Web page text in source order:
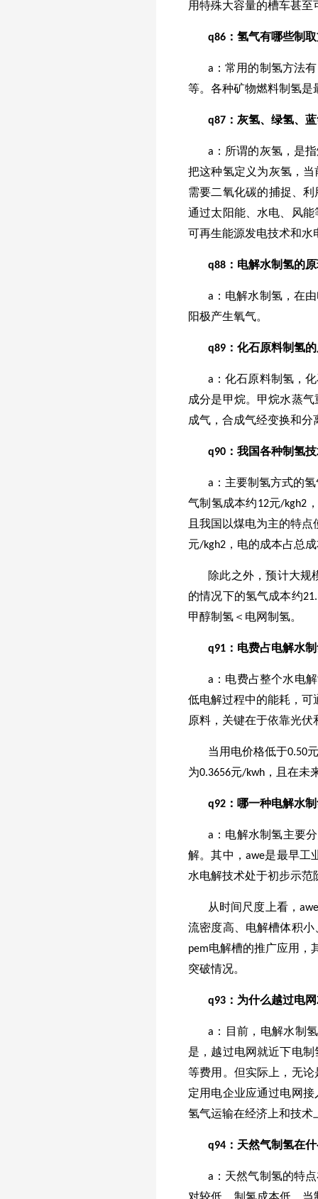
用特殊大容量的槽车甚至
q86 ：氢气有哪些制
a：常用的制氢方法
等。各种矿物燃料制氢是
q87 ：灰氢、绿氢、
a：所谓的灰氢，是
把这种氢定义为灰氢，
需要二氧化碳的捕捉、
通过太阳能、水电、风
可再生能源发电技术和水
q88 ：电解水制氢的
a：电解水制氢，在
阳极产生氧气。
q89 ：化石原料制氢
a：化石原料制氢，
成分是甲烷。甲烷水蒸
成气，合成气经变换和
q90 ：我国各种制氢
a：主要制氢方式的氢
气制氢成本约12元/kgh2
且我国以煤电为主的特
元/kgh2，电的成本占总成
除此之外，预计大规
的情况下的氢气成本约
甲醇制氢＜电网制氢。
q91 ：电费占电解水
a：电费占整个水电
低电解过程中的能耗，可
原料，关键在于依靠光伏
当用电价格低于0.50
为0.3656元/kwh，且在未
q92 ：哪一种电解水
a：电解水制氢主要
解。其中，awe是最早工
水电解技术处于初步示范
从时间尺度上看，
流密度高、电解槽体积
pem电解槽的推广应用，
突破情况。
q93 ：为什么越过电
a：目前，电解水制
是，越过电网就近下电
等费用。但实际上，无
定用电企业应通过电网
氢气运输在经济上和技术
q94 ：天然气制氢在
a：天然气制氢的特